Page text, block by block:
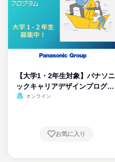
【大学1・2年生対象】パナソニ
ックキャリアデザインプログラ
ム
オンライン
お気に入り